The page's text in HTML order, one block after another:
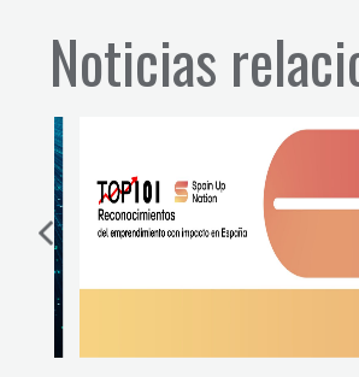
Noticias